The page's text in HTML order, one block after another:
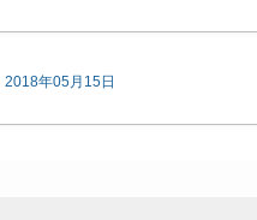
2018年05月15日